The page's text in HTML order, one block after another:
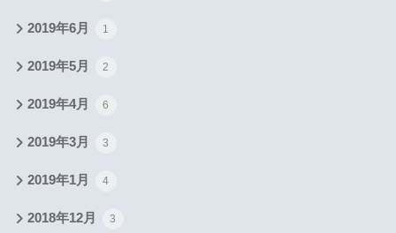
2019年6月 1
2019年5月 2
2019年4月 6
2019年3月 3
2019年1月 4
2018年12月 3